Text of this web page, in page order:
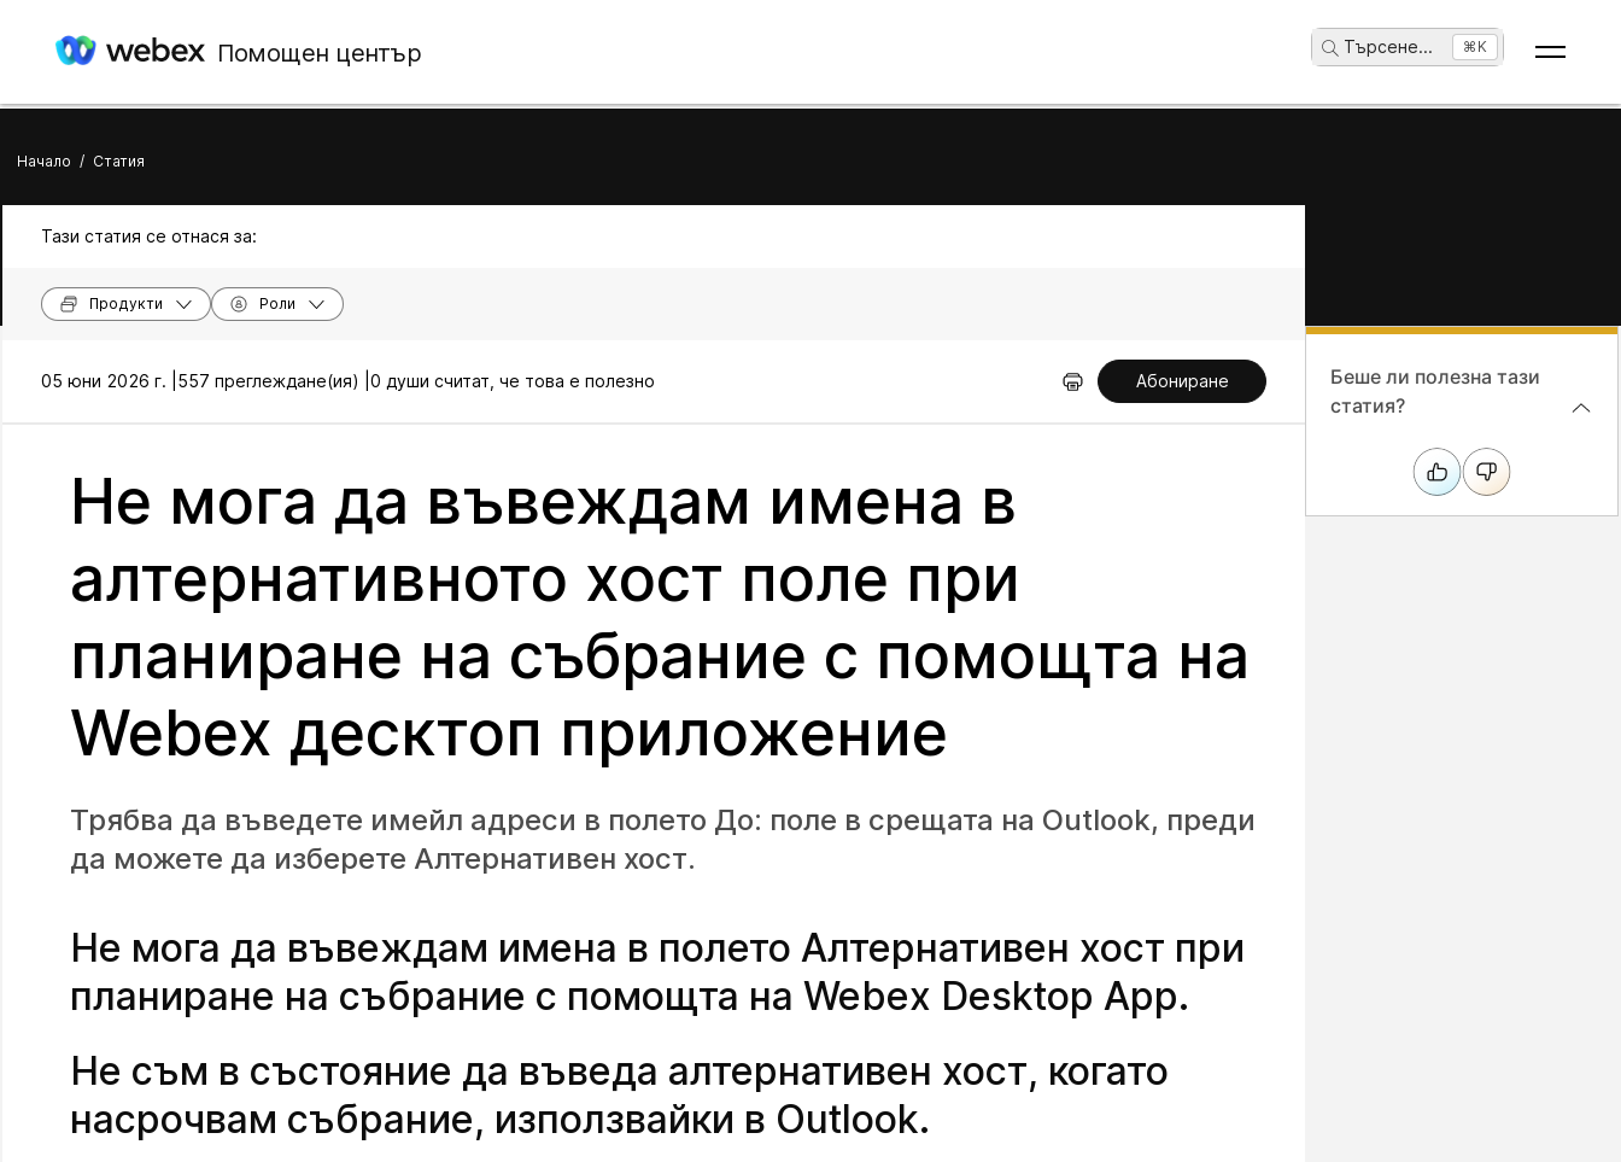
Помощен център Търсене... ⌘K
Начало / Статия
Тази статия се отнася за:
Продукти Роли
05 юни 2026 г. | 557 преглеждане(ия) | 0 души считат, че това е полезно Абониране
Не мога да въвеждам имена в
алтернативното хост поле при
планиране на събрание с помощта на
Webex десктоп приложение
Трябва да въведете имейл адреси в полето До: поле в срещата на Outlook, преди
да можете да изберете Алтернативен хост.
Не мога да въвеждам имена в полето Алтернативен хост при
планиране на събрание с помощта на Webex Desktop App.
Не съм в състояние да въведа алтернативен хост, когато
насрочвам събрание, използвайки в Outlook.
Беше ли полезна тази
статия?